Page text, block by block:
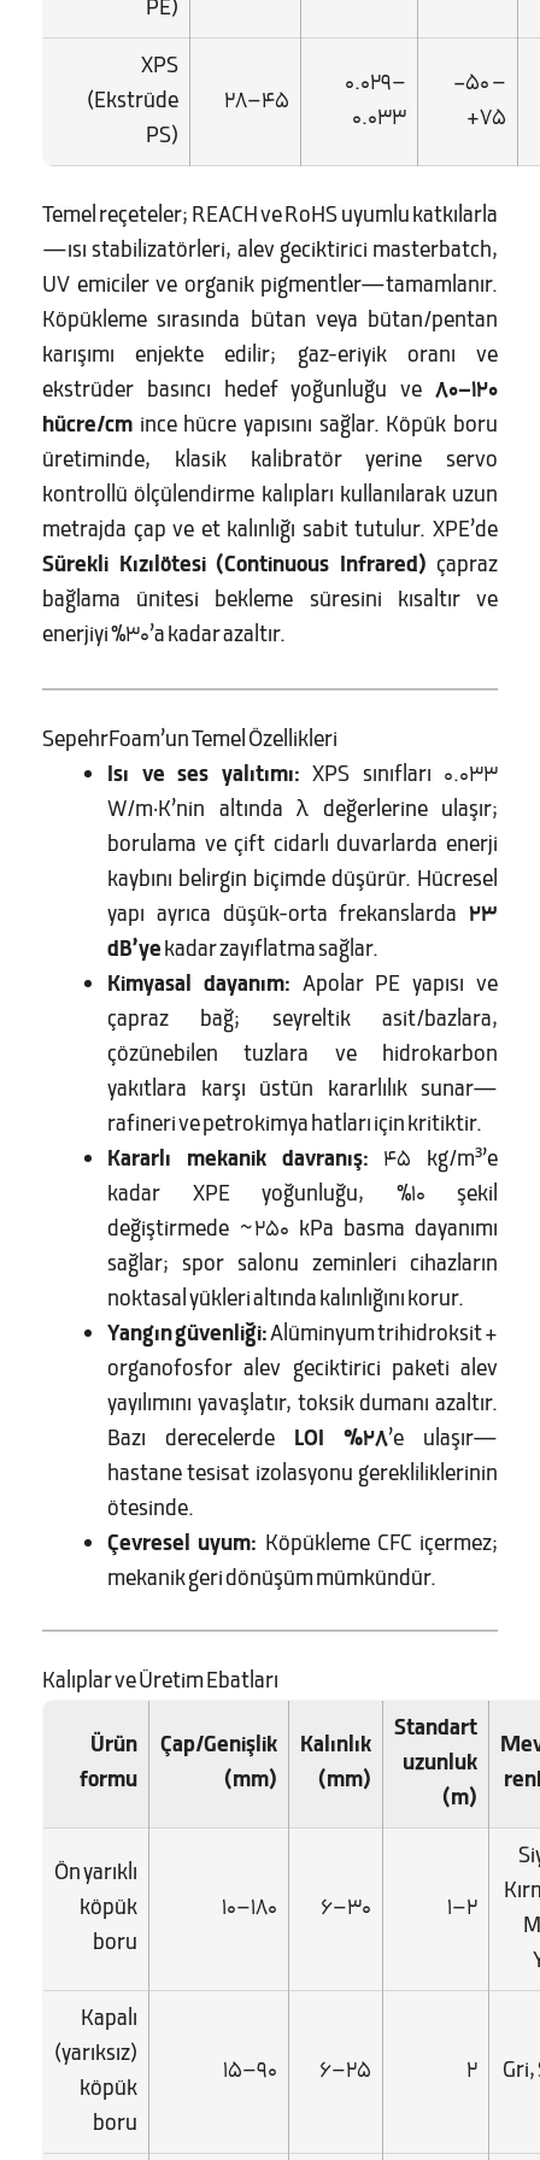
PE)
XPS
(Ekstrüde
PS)
28–45
0.029–
0.033
−50 –
+75
Temel reçeteler; REACH ve RoHS uyumlu katkılarla
—ısı stabilizatörleri, alev geciktirici masterbatch,
UV emiciler ve organik pigmentler—tamamlanır.
Köpükleme sırasında bütan veya bütan/pentan
karışımı enjekte edilir; gaz-eriyik oranı ve
ekstrüder basıncı hedef yoğunluğu ve 80–120
hücre/cm ince hücre yapısını sağlar. Köpük boru
üretiminde, klasik kalibratör yerine servo
kontrollü ölçülendirme kalıpları kullanılarak uzun
metrajda çap ve et kalınlığı sabit tutulur. XPE’de
Sürekli Kızılötesi (Continuous Infrared) çapraz
bağlama ünitesi bekleme süresini kısaltır ve
enerjiyi %30’a kadar azaltır.
SepehrFoam’un Temel Özellikleri
Isı ve ses yalıtımı: XPS sınıfları 0.033
W/m·K’nin altında λ değerlerine ulaşır;
borulama ve çift cidarlı duvarlarda enerji
kaybını belirgin biçimde düşürür. Hücresel
yapı ayrıca düşük-orta frekanslarda 23
dB’yekadar zayıflatma sağlar.
Kimyasal dayanım: Apolar PE yapısı ve
çapraz bağ; seyreltik asit/bazlara,
çözünebilen tuzlara ve hidrokarbon
yakıtlara karşı üstün kararlılık sunar—
rafineri ve petrokimya hatları için kritiktir.
Kararlı mekanik davranış: 45 kg/m³’e
kadar XPE yoğunluğu, %10 şekil
değiştirmede ~250 kPa basma dayanımı
sağlar; spor salonu zeminleri cihazların
noktasal yükleri altında kalınlığını korur.
Yangın güvenliği:Alüminyum trihidroksit +
organofosfor alev geciktirici paketi alev
yayılımını yavaşlatır, toksik dumanı azaltır.
Bazı derecelerde LOI %28’e ulaşır—
hastane tesisat izolasyonu gerekliliklerinin
ötesinde.
Çevresel uyum: Köpükleme CFC içermez;
mekanik geri dönüşüm mümkündür.
Kalıplar ve Üretim Ebatları
Ürün
formu
Çap/Genişlik
(mm)
Kalınlık
(mm)
Standart
uzunluk
(m)
Ön yarıklı
köpük
boru
10–180 6–30 1–2
Kapalı
(yarıksız)
köpük
boru
15–90 6–25 2 Gri,